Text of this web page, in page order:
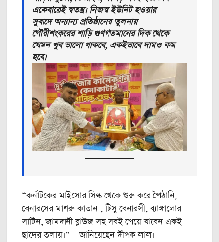
একেবারেই স্বতন্ত্র। নিজস্ব ইউনিট হওয়ার
সুবাদে অন্যান্য প্রতিষ্ঠানের তুলনায়
গৌরীশংকরের শাড়ি গুণগতমানের দিক থেকে
যেমন খুব ভালো থাকবে, একইভাবে দামও কম
হবে।
“কর্নাটকের মাইসোর সিল্ক থেকে শুরু করে পৈঠানি,
বেনারসের মাশরু কাতান , টিসু বেনারসী, ব্যাঙ্গালোর
সাটিন, জামদানী ব্লাউজ সহ সবই পেয়ে যাবেন একই
ছাদের তলায়।” – জানিয়েছেন দীপক লাল।